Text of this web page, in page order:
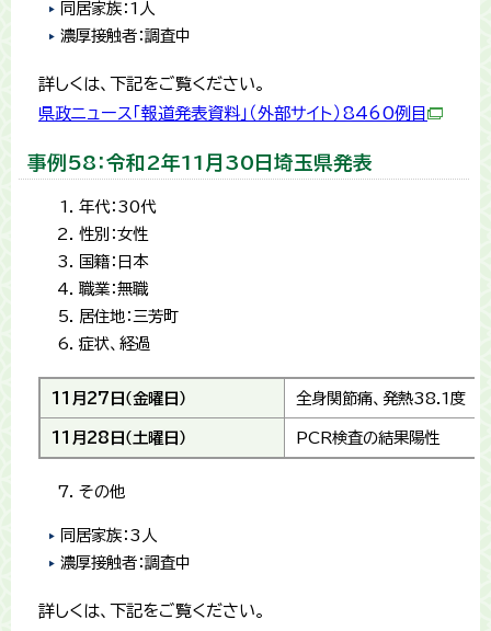
同居家族：1人
濃厚接触者：調査中
詳しくは、下記をご覧ください。
県政ニュース「報道発表資料」（外部サイト）8460例目
事例58：令和2年11月30日埼玉県発表
年代：30代
性別：女性
国籍：日本
職業：無職
居住地：三芳町
症状、経過
11月27日（金曜日） 全身関節痛、発熱38.1度
11月28日（土曜日） PCR検査の結果陽性
その他
同居家族：3人
濃厚接触者：調査中
詳しくは、下記をご覧ください。